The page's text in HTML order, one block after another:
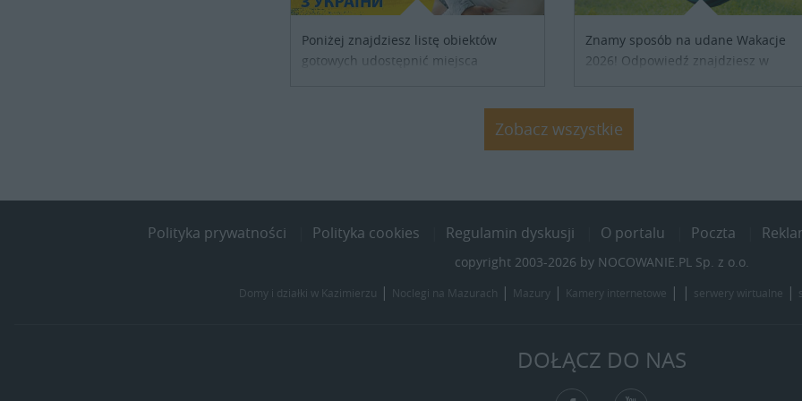
Poniżej znajdziesz listę obiektów
gotowych udostępnić miejsca
kraju. Skontaktuj się z właścicielem
Znamy sposób na udane Wakacje
2026! Odpowiedź znajdziesz w
atrakcyjne noclegi czekają...
Zobacz wszystkie
Polityka prywatności Polityka cookies Regulamin dyskusji O portalu Poczta
copyright 2003-2026 by NOCOWANIE.PL Sp. z o.o.
Domy i działki w Kazimierzu | Noclegi na Mazurach | Mazury | Kamery internetowe | | serwery wirtualne |
DOŁĄCZ DO NAS